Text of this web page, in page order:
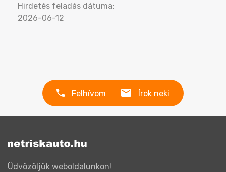
Hirdetés feladás dátuma:
2026-06-12
Felhívom Írok neki
Üdvözöljük weboldalunkon!